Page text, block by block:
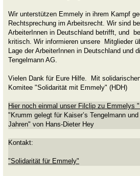
Wir unterstützen Emmely in ihrem Kampf
Rechtsprechung im Arbeitsrecht. Wir sind
ArbeiterInnen in Deutschland betrifft, und
kritisch. Wir informieren unsere Mitglieder
Lage der ArbeiterInnen in Deutschland und
Tengelmann AG.
Vielen Dank für Eure Hilfe. Mit
Komitee "Solidarität mit Emmely" (HDH)
Hier noch einmal unser Filclip zu Emmelys
"Krumm gelegt für Kaiser’s Tengelmann
Jahren" von Hans-Dieter Hey
Kontakt:
"Solidarität für Emmely"